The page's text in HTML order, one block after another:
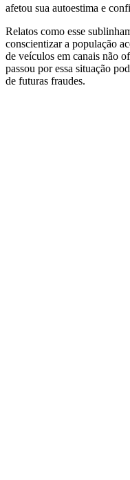
afetou sua autoestima e
Relatos como esse
conscientizar a população
de veículos em canais não
passou por essa situação
de futuras fraudes.